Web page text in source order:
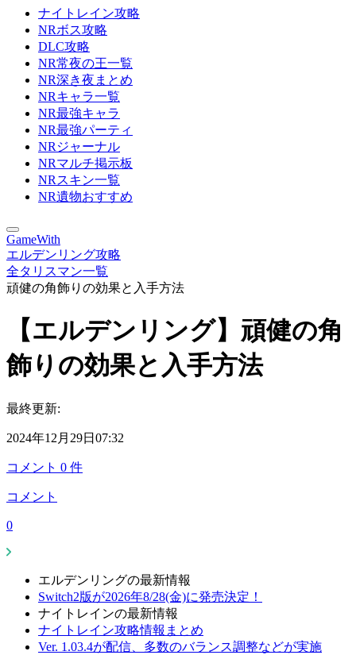
ナイトレイン攻略
NRボス攻略
DLC攻略
NR常夜の王一覧
NR深き夜まとめ
NRキャラ一覧
NR最強キャラ
NR最強パーティ
NRジャーナル
NRマルチ掲示板
NRスキン一覧
NR遺物おすすめ
GameWith
エルデンリング攻略
全タリスマン一覧
頑健の角飾りの効果と入手方法
【エルデンリング】頑健の角
飾りの効果と入手方法
最終更新:
2024年12月29日07:32
コメント 0 件
コメント
0
エルデンリングの最新情報
Switch2版が2026年8/28(金)に発売決定！
ナイトレインの最新情報
ナイトレイン攻略情報まとめ
Ver. 1.03.4が配信、多数のバランス調整などが実施